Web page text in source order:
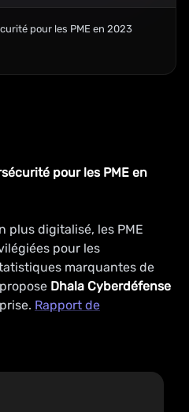
pour les PME en 2023
pour les PME en
plus digitalisé, les PME
pour les
marquantes de
Dhala Cyberdéfense
Rapport de